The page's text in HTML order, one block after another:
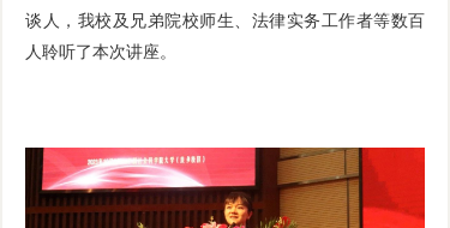
谈人，我校及兄弟院校师生、法律实务工作者等数百
人聆听了本次讲座。